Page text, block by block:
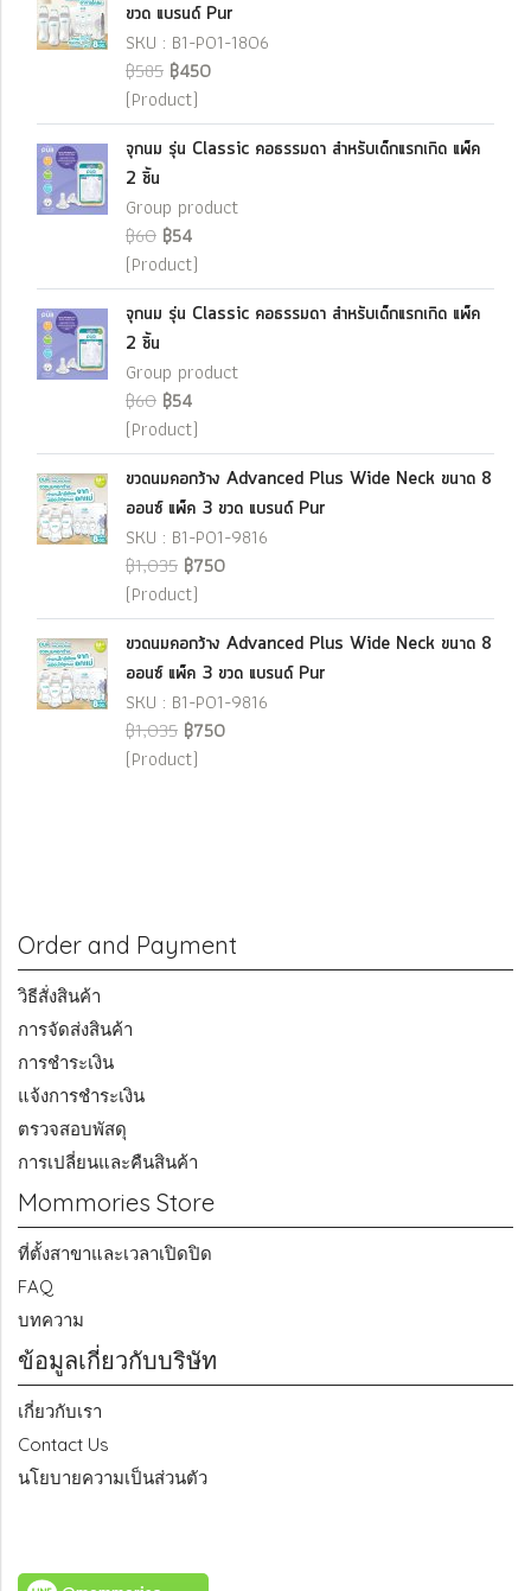
ขวด แบรนด์ Pur
SKU : B1-P01-1806
฿585 ฿450
(Product)
จุกนม รุ่น Classic คอธรรมดา สำหรับเด็กแรกเกิด แพ็ค
2 ชิ้น
Group product
฿60 ฿54
(Product)
จุกนม รุ่น Classic คอธรรมดา สำหรับเด็กแรกเกิด แพ็ค
2 ชิ้น
Group product
฿60 ฿54
(Product)
ขวดนมคอกว้าง Advanced Plus Wide Neck ขนาด 8
ออนซ์ แพ็ค 3 ขวด แบรนด์ Pur
SKU : B1-P01-9816
฿1,035 ฿750
(Product)
ขวดนมคอกว้าง Advanced Plus Wide Neck ขนาด 8
ออนซ์ แพ็ค 3 ขวด แบรนด์ Pur
SKU : B1-P01-9816
฿1,035 ฿750
(Product)
Order and Payment
วิธีสั่งสินค้า
การจัดส่งสินค้า
การชำระเงิน
แจ้งการชำระเงิน
ตรวจสอบพัสดุ
การเปลี่ยนและคืนสินค้า
Mommories Store
ที่ตั้งสาขาและเวลาเปิดปิด
FAQ
บทความ
ข้อมูลเกี่ยวกับบริษัท
เกี่ยวกับเรา
Contact Us
นโยบายความเป็นส่วนตัว